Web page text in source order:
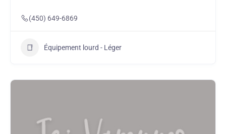
(450) 649-6869
Équipement lourd - Léger